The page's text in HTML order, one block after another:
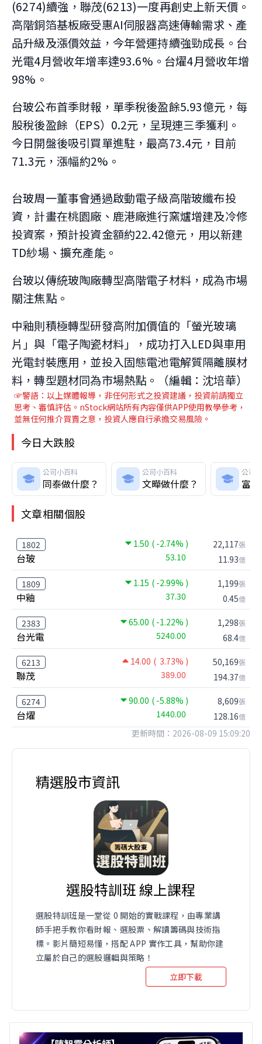
(6274)續強，聯茂(6213)一度再創史上新天價。
高階銅箔基板廠受惠AI伺服器高速傳輸需求、產
品升級及漲價效益，今年營運持續強勁成長。台
光電4月營收年增率達93.6%。台燿4月營收年增
98%。
台玻公布首季財報，單季稅後盈餘5.93億元，每
股稅後盈餘（EPS）0.2元，呈現連三季獲利。
今日開盤後吸引買單進駐，最高73.4元，目前
71.3元，漲幅約2%。
台玻周一董事會通過啟動電子級高階玻纖布投
資，計畫在桃園廠、鹿港廠進行窯爐增建及冷修
投資案，預計投資金額約22.42億元，用以新建
TD紗場、擴充產能。
台玻以傳統玻陶廠轉型高階電子材料，成為市場
關注焦點。
中釉則積極轉型研發高附加價值的「螢光玻璃
片」與「電子陶瓷材料」，成功打入LED與車用
光電封裝應用，並投入固態電池電解質隔離膜材
料，轉型題材同為市場熱點。（編輯：沈培華）
☞警語：以上媒體報導，非任何形式之投資建議，投資前請獨立
思考、審慎評估。nStock網站所有內容僅供APP使用教學參考，
並無任何推介買賣之意，投資人應自行承擔交易風險。
今日大跌股
公司小百科
同泰做什麼？
公司小百科
文曄做什麼？
公司
富
文章相關個股
1802 1.50 ( -2.74% )
台玻 53.10
22,117張
11.93億
1809 1.15 ( -2.99% )
中釉 37.30
1,199張
0.45億
2383 65.00 ( -1.22% )
台光電 5240.00
1,298張
68.4億
6213 14.00 ( 3.73% )
聯茂 389.00
50,169張
194.37億
6274 90.00 ( -5.88% )
台燿 1440.00
8,609張
128.16億
更新時間：2026-08-09 15:09:20
精選股市資訊
選股特訓班 線上課程
選股特訓班是一堂從 0 開始的實戰課程，由專業講
師手把手教你看財報、選股票、解讀籌碼與技術指
標。影片簡短易懂，搭配 APP 實作工具，幫助你建
立屬於自己的選股邏輯與策略！
立即下載